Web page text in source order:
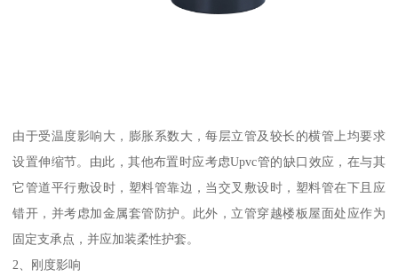
由于受温度影响大，膨胀系数大，每层立管及较长的横管上均要求
设置伸缩节。由此，其他布置时应考虑Upvc管的缺口效应，在与其
它管道平行敷设时，塑料管靠边，当交叉敷设时，塑料管在下且应
错开，并考虑加金属套管防护。此外，立管穿越楼板屋面处应作为
固定支承点，并应加装柔性护套。
2、刚度影响